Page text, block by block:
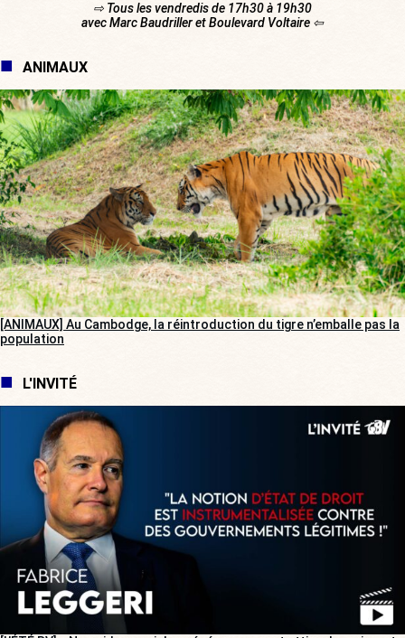
⇨ Tous les vendredis de 17h30 à 19h30
avec Marc Baudriller et Boulevard Voltaire ⇦
ANIMAUX
[ANIMAUX] Au Cambodge, la réintroduction du tigre n’emballe pas la
population
L'INVITÉ